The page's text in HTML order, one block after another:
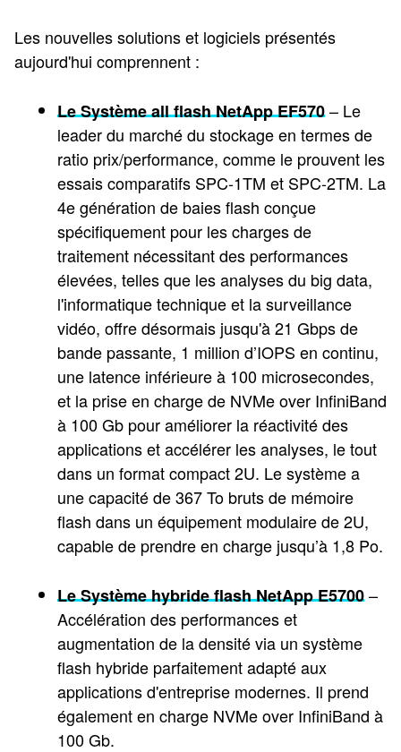
Les nouvelles solutions et logiciels présentés
aujourd'hui comprennent :
Le Système all flash NetApp EF570– Le
leader du marché du stockage en termes de
ratio prix/performance, comme le prouvent les
essais comparatifs SPC-1TM et SPC-2TM. La
4e génération de baies flash conçue
spécifiquement pour les charges de
traitement nécessitant des performances
élevées, telles que les analyses du big data,
l'informatique technique et la surveillance
vidéo, offre désormais jusqu'à 21 Gbps de
bande passante, 1 million d’IOPS en continu,
une latence inférieure à 100 microsecondes,
et la prise en charge de NVMe over InfiniBand
à 100 Gb pour améliorer la réactivité des
applications et accélérer les analyses, le tout
dans un format compact 2U. Le système a
une capacité de 367 To bruts de mémoire
flash dans un équipement modulaire de 2U,
capable de prendre en charge jusqu’à 1,8 Po.
Le Système hybride flash NetApp E5700–
Accélération des performances et
augmentation de la densité via un système
flash hybride parfaitement adapté aux
applications d'entreprise modernes. Il prend
également en charge NVMe over InfiniBand à
100 Gb.